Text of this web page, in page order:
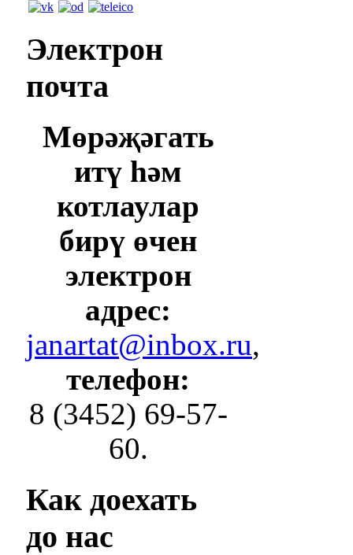
Электрон
почта
Мөрәҗәгать
итү һәм
котлаулар
бирү өчен
электрон
адрес:
janartat@inbox.ru,
телефон:
8 (3452) 69-57-
60.
Как доехать
до нас